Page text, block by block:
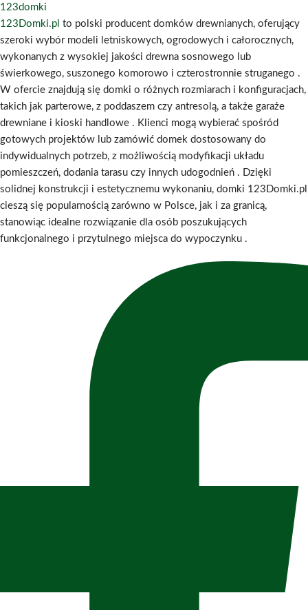
123domki
123Domki.pl to polski producent domków drewnianych, oferujący
szeroki wybór modeli letniskowych, ogrodowych i całorocznych,
wykonanych z wysokiej jakości drewna sosnowego lub
świerkowego, suszonego komorowo i czterostronnie struganego .
W ofercie znajdują się domki o różnych rozmiarach i konfiguracjach,
takich jak parterowe, z poddaszem czy antresolą, a także garaże
drewniane i kioski handlowe . Klienci mogą wybierać spośród
gotowych projektów lub zamówić domek dostosowany do
indywidualnych potrzeb, z możliwością modyfikacji układu
pomieszczeń, dodania tarasu czy innych udogodnień . Dzięki
solidnej konstrukcji i estetycznemu wykonaniu, domki 123Domki.pl
cieszą się popularnością zarówno w Polsce, jak i za granicą,
stanowiąc idealne rozwiązanie dla osób poszukujących
funkcjonalnego i przytulnego miejsca do wypoczynku .